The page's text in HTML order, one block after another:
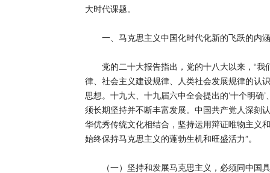
大时代课题。
一、马克思主义中国化时代化新的飞跃的内涵
党的二十大报告指出，党的十八大以来，“我
律、社会主义建设规律、人类社会发展规律的认
思想。十九大、十九届六中全会提出的‘十个明确
须长期坚持并不断丰富发展。中国共产党人深刻
华优秀传统文化相结合，坚持运用辩证唯物主义
始终保持马克思主义的蓬勃生机和旺盛活力”。
（一）坚持和发展马克思主义，必须同中国